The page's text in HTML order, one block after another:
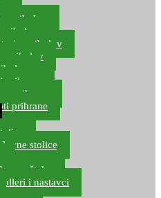
ribolov
ribolov
za ribolov
ribolov
prihranu
prihrane
stolice
za šteku
i nastavci